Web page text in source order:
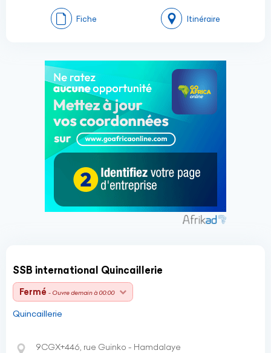
Fiche Itinéraire
SSB international Quincaillerie
Fermé - Ouvre demain à 00:00
Quincaillerie
9CGX+446, rue Guinko - Hamdalaye